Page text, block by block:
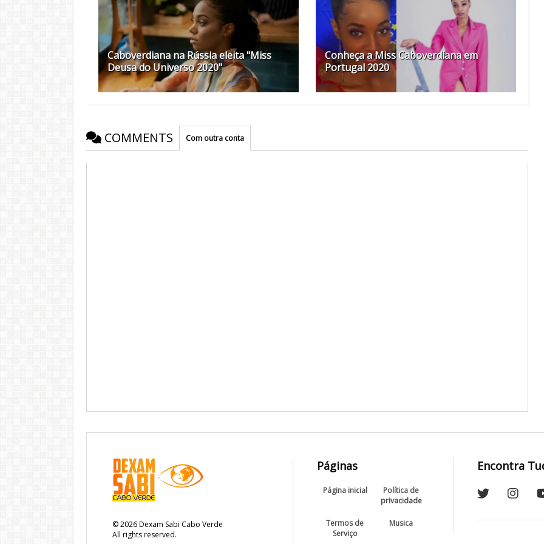
Caboverdiana na Rússia eleita "Miss
Deusa do Universo 2020"
Conheça a Miss Caboverdiana em
Portugal 2020
COMMENTS Com outra conta
©2026Dexam Sabi Cabo Verde
All rights reserved.
Páginas
Página inicial
Política de
privacidade
Termos de
Serviço
Musica
Encontra